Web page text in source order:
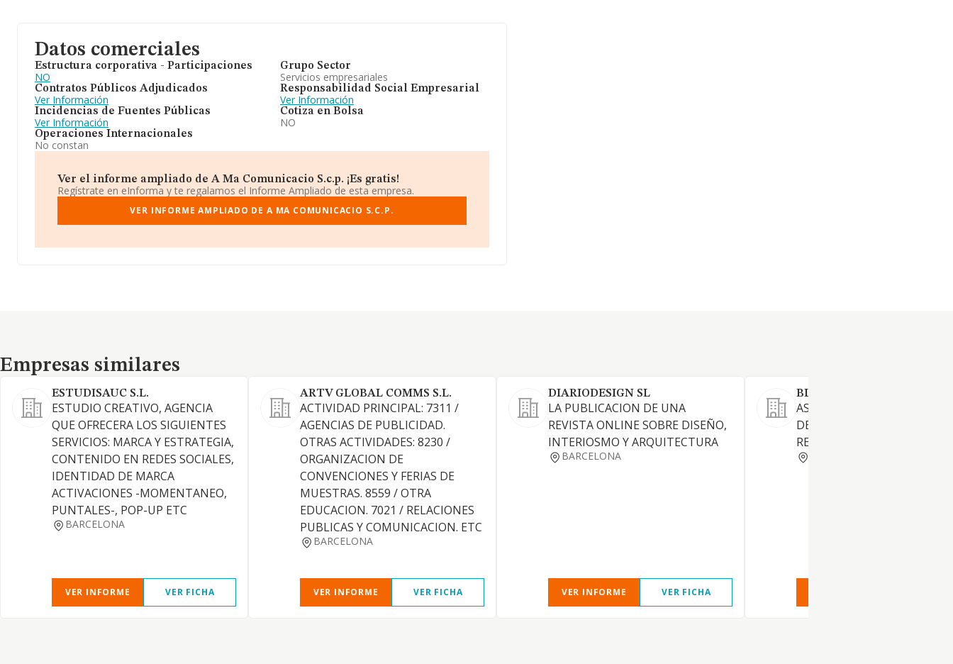
Datos comerciales
Estructura corporativa - Participaciones
NO
Contratos Públicos Adjudicados
Ver Información
Incidencias de Fuentes Públicas
Ver Información
Operaciones Internacionales
No constan
Grupo Sector
Servicios empresariales
Responsabilidad Social Empresarial
Ver Información
Cotiza en Bolsa
NO
Ver el informe ampliado de A Ma Comunicacio S.c.p. ¡Es gratis!
Regístrate en eInforma y te regalamos el Informe Ampliado de esta empresa.
VER INFORME AMPLIADO DE A MA COMUNICACIO S.C.P.
Empresas similares
Empresas similares
ESTUDISAUC S.L.
ESTUDIO CREATIVO, AGENCIA
QUE OFRECERA LOS SIGUIENTES
SERVICIOS: MARCA Y ESTRATEGIA,
CONTENIDO EN REDES SOCIALES,
IDENTIDAD DE MARCA
ACTIVACIONES -MOMENTANEO,
PUNTALES-, POP-UP ETC
BARCELONA
VER INFORME VER FICHA
ARTV GLOBAL COMMS S.L.
ACTIVIDAD PRINCIPAL: 7311 /
AGENCIAS DE PUBLICIDAD.
OTRAS ACTIVIDADES: 8230 /
ORGANIZACION DE
CONVENCIONES Y FERIAS DE
MUESTRAS. 8559 / OTRA
EDUCACION. 7021 / RELACIONES
PUBLICAS Y COMUNICACION. ETC
BARCELONA
VER INFORME VER FICHA
DIARIODESIGN SL
LA PUBLICACION DE UNA
REVISTA ONLINE SOBRE DISEÑO,
INTERIOSMO Y ARQUITECTURA
BARCELONA
VER INFORME VER FICHA
BLOCD COMM SL.
ASESORAMIENTO EN EL
DE LA COMUNICACION Y LAS
RELACIONES PUBLICAS